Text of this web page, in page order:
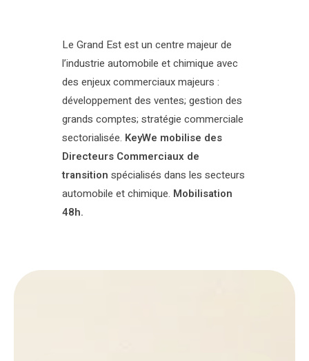
Le Grand Est est un centre majeur de
l’industrie automobile et chimique avec
des enjeux commerciaux majeurs :
développement des ventes; gestion des
grands comptes; stratégie commerciale
sectorialisée. KeyWe mobilise des
Directeurs Commerciaux de
transition spécialisés dans les secteurs
automobile et chimique. Mobilisation
48h.